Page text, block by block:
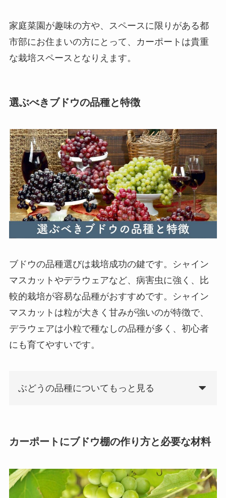
家庭菜園が趣味の方や、スペースに限りがある都
市部にお住まいの方にとって、カーポートは貴重
な栽培スペースとなりえます。
選ぶべきブドウの品種と特徴
ブドウの品種選びは栽培成功の鍵です。シャイン
マスカットやデラウェアなど、病害虫に強く、比
較的栽培が容易な品種がおすすめです。シャイン
マスカットは粒が大きく甘みが強いのが特徴で、
デラウェアは小粒で種なしの品種が多く、初心者
にも育てやすいです。
ぶどうの品種についてもっと見る
カーポートにブドウ棚の作り方と必要な材料